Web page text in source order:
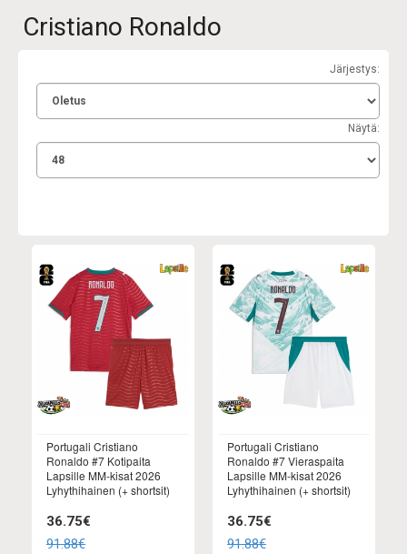
Cristiano Ronaldo
Järjestys:
Näytä:
Portugali Cristiano
Ronaldo #7 Kotipaita
Lapsille MM-kisat 2026
Lyhythihainen (+ shortsit)
36.75€
91.88€
Portugali Cristiano
Ronaldo #7 Vieraspaita
Lapsille MM-kisat 2026
Lyhythihainen (+ shortsit)
36.75€
91.88€